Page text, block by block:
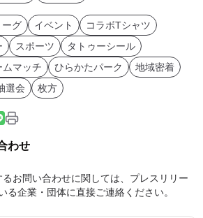
ーグ イベント
コラボTシャツ
スポーツ
タトゥーシール
ムマッチ ひらかたパーク
地域密着
選会 枚方
わせ
お問い合わせに関しては、プレスリリー
る企業・団体に直接ご連絡ください。